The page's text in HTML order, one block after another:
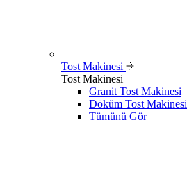
Tost Makinesi
Tost Makinesi
Granit Tost Makinesi
Döküm Tost Makinesi
Tümünü Gör